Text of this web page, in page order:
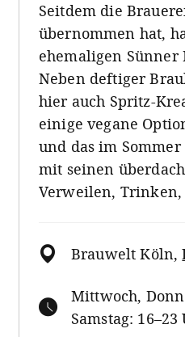
Seitdem die
übernommen hat,
ehemaligen
Neben deftiger
hier auch Spritz-
einige vegane
und das im
mit seinen
Verweilen, Trinken,
Brauwelt Köln,
Mittwoch,
Samstag: 16–23